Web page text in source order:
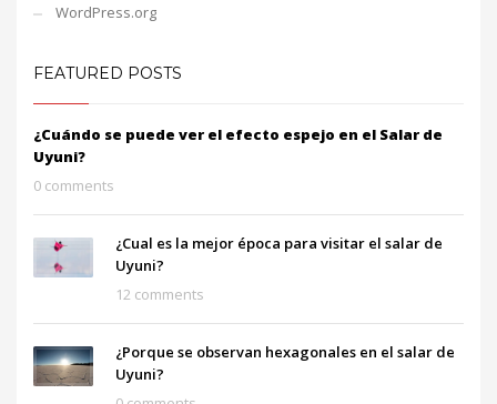
WordPress.org
FEATURED POSTS
¿Cuándo se puede ver el efecto espejo en el Salar de
Uyuni?
0 comments
¿Cual es la mejor época para visitar el salar de
Uyuni?
12 comments
¿Porque se observan hexagonales en el salar de
Uyuni?